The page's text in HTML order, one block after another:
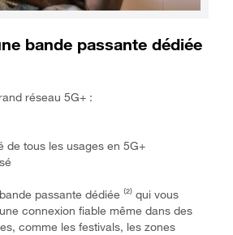
bande passante dédiée
réseau 5G+ :
de tous les usages en 5G+
passante dédiée ⁽²⁾ qui vous
connexion fiable même dans des
comme les festivals, les zones